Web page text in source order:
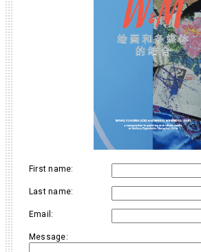
First name:
Last name:
Email:
Message: